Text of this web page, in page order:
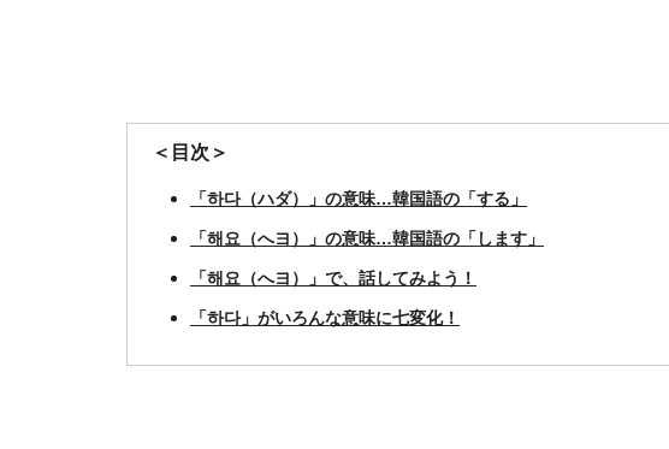
＜目次＞
「하다（ハダ）」の意味…韓国語の「する」
「해요（へヨ）」の意味…韓国語の「します」
「해요（へヨ）」で、話してみよう！
「하다」がいろんな意味に七変化！